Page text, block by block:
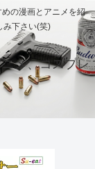
の漫画とアニメを紹
み下さい(笑)
メ、コスプレ